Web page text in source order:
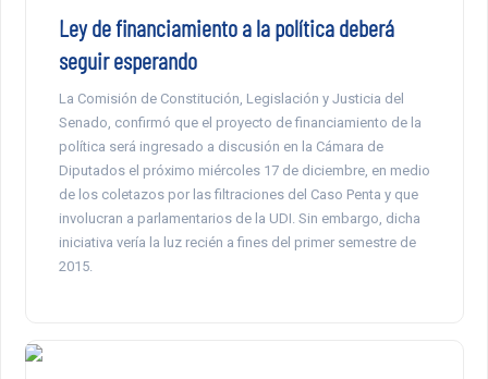
Ley de financiamiento a la política deberá
seguir esperando
La Comisión de Constitución, Legislación y Justicia del
Senado, confirmó que el proyecto de financiamiento de la
política será ingresado a discusión en la Cámara de
Diputados el próximo miércoles 17 de diciembre, en medio
de los coletazos por las filtraciones del Caso Penta y que
involucran a parlamentarios de la UDI. Sin embargo, dicha
iniciativa vería la luz recién a fines del primer semestre de
2015.